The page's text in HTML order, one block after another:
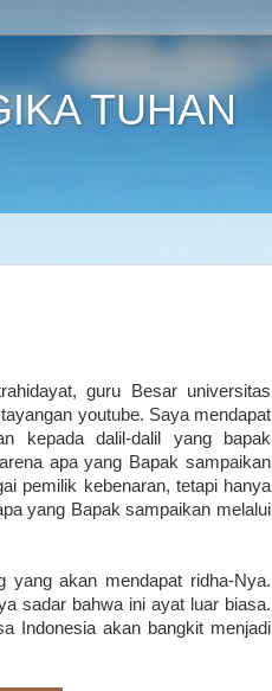
TUHAN
guru Besar universitas
youtube. Saya mendapat
kepada dalil-dalil yang bapak
apa yang Bapak sampaikan
pemilik kebenaran, tetapi hanya
yang Bapak sampaikan melalui
yang akan mendapat ridha-Nya.
sadar bahwa ini ayat luar biasa.
Indonesia akan bangkit menjadi